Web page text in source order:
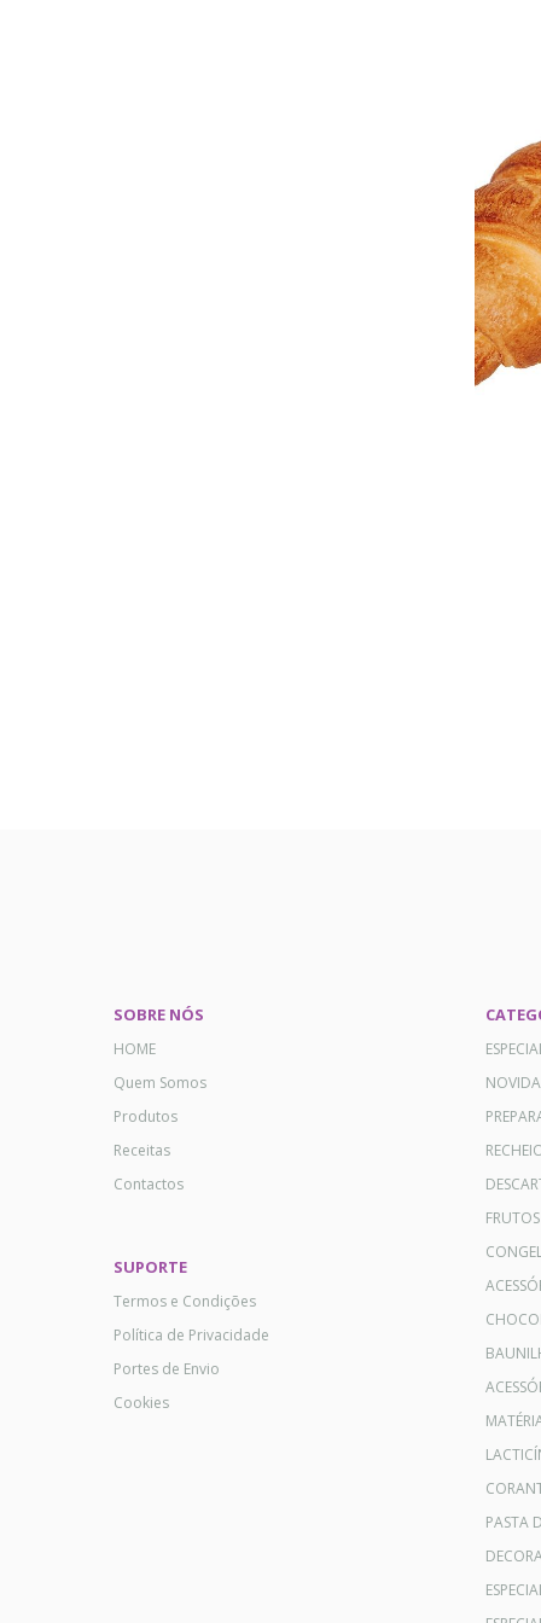
SOBRE NÓS
HOME
Quem Somos
Produtos
Receitas
Contactos
SUPORTE
Termos e Condições
Política de Privacidade
Portes de Envio
Cookies
PASTA